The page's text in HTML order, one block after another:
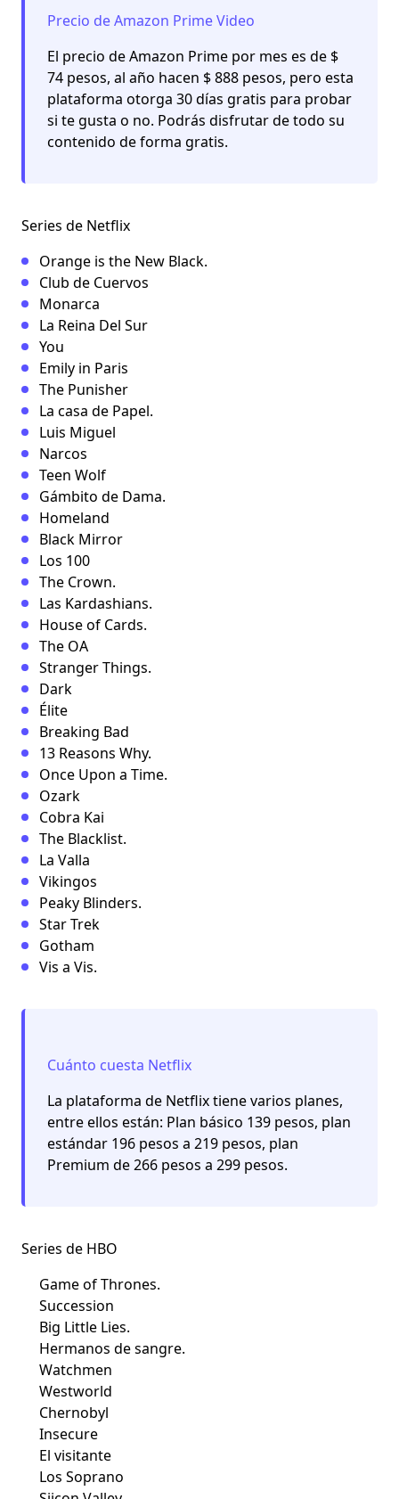
Precio de Amazon Prime Video
El precio de Amazon Prime por mes es de $
74 pesos, al año hacen $ 888 pesos, pero esta
plataforma otorga 30 días gratis para probar
si te gusta o no. Podrás disfrutar de todo su
contenido de forma gratis.
Series de Netflix
Orange is the New Black.
Club de Cuervos
Monarca
La Reina Del Sur
You
Emily in Paris
The Punisher
La casa de Papel.
Luis Miguel
Narcos
Teen Wolf
Gámbito de Dama.
Homeland
Black Mirror
Los 100
The Crown.
Las Kardashians.
House of Cards.
The OA
Stranger Things.
Dark
Élite
Breaking Bad
13 Reasons Why.
Once Upon a Time.
Ozark
Cobra Kai
The Blacklist.
La Valla
Vikingos
Peaky Blinders.
Star Trek
Gotham
Vis a Vis.
Cuánto cuesta Netflix
La plataforma de Netflix tiene varios planes,
entre ellos están: Plan básico 139 pesos, plan
estándar 196 pesos a 219 pesos, plan
Premium de 266 pesos a 299 pesos.
Series de HBO
Game of Thrones.
Succession
Big Little Lies.
Hermanos de sangre.
Watchmen
Westworld
Chernobyl
Insecure
El visitante
Los Soprano